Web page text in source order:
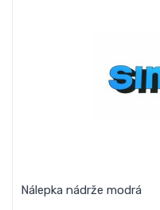
Nálepka nádrže modrá